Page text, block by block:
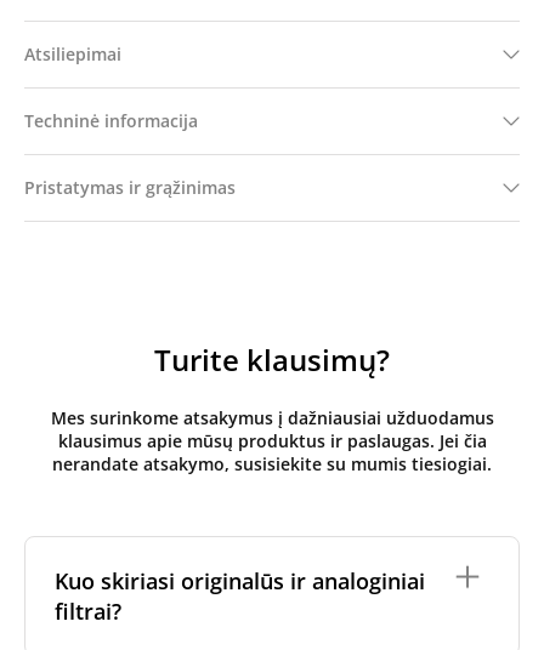
Atsiliepimai
Techninė informacija
Pristatymas ir grąžinimas
Turite klausimų?
Mes surinkome atsakymus į dažniausiai užduodamus
klausimus apie mūsų produktus ir paslaugas. Jei čia
nerandate atsakymo, susisiekite su mumis tiesiogiai.
Kuo skiriasi originalūs ir analoginiai
filtrai?